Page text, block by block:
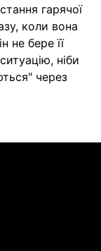
гарячої
коли вона
не бере її
ніби
через